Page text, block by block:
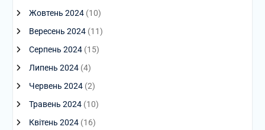
Жовтень 2024(10)
Вересень 2024(11)
Серпень 2024(15)
Липень 2024(4)
Червень 2024(2)
Травень 2024(10)
Квітень 2024(16)